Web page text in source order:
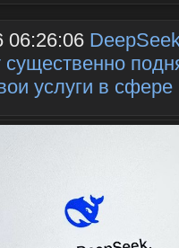
06:26:06
существенно
услуги в